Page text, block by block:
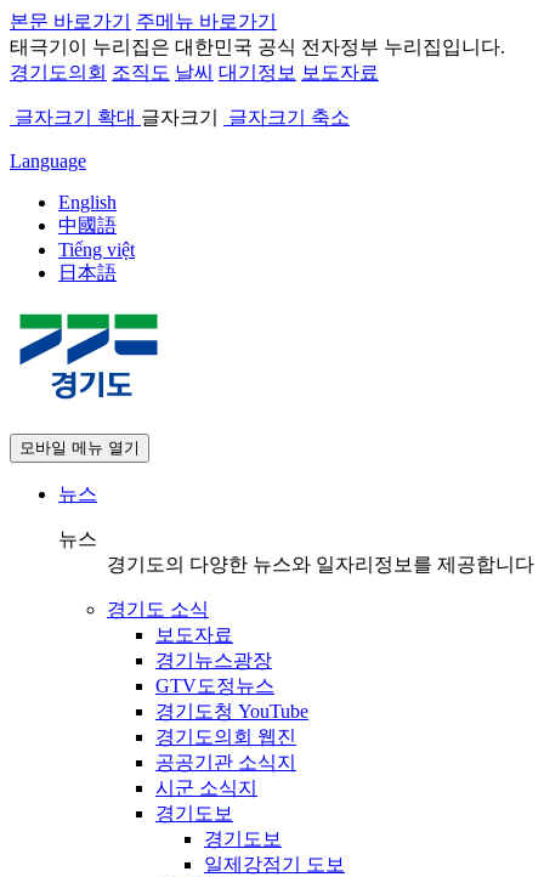
본문 바로가기
주메뉴 바로가기
태극기 이 누리집은 대한민국 공식 전자정부 누리집입니다.
경기도의회 조직도 날씨 대기정보 보도자료
글자크기 확대 글자크기 글자크기 축소
Language
English
中國語
Tiếng việt
日本語
모바일 메뉴 열기
뉴스
뉴스
경기도의 다양한 뉴스와 일자리정보를 제공합니다
경기도 소식
보도자료
경기뉴스광장
GTV도정뉴스
경기도청 YouTube
경기도의회 웹진
공공기관 소식지
시군 소식지
경기도보
경기도보
일제강점기 도보